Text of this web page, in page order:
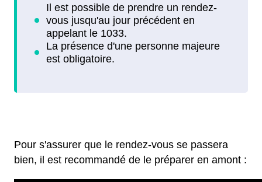
Pour s'assurer que le rendez-vous se passera
bien, il est recommandé de le préparer en amont :